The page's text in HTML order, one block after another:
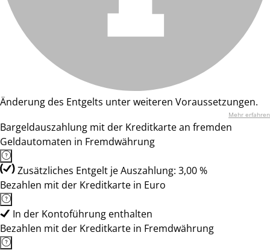
Änderung des Entgelts unter weiteren Voraussetzungen.
Mehr erfahren
Bargeldauszahlung mit der Kreditkarte an fremden
Geldautomaten in Fremdwährung
Zusätzliches Entgelt je Auszahlung: 3,00 %
Bezahlen mit der Kreditkarte in Euro
In der Kontoführung enthalten
Bezahlen mit der Kreditkarte in Fremdwährung